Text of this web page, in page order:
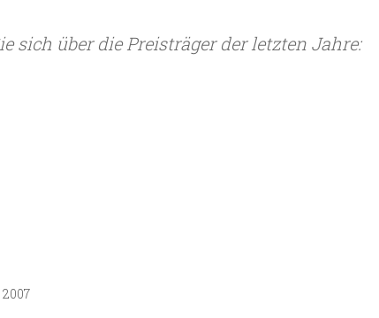
sich über die Preisträger der letzten Jahre: